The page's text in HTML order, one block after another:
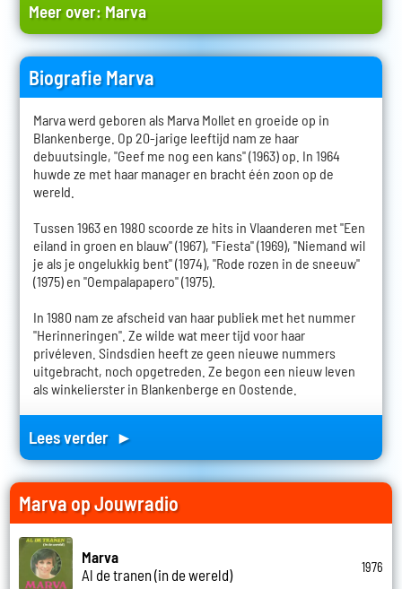
Meer over: Marva
Biografie Marva
Marva werd geboren als Marva Mollet en groeide op in
Blankenberge. Op 20-jarige leeftijd nam ze haar
debuutsingle, "Geef me nog een kans" (1963) op. In 1964
huwde ze met haar manager en bracht één zoon op de
wereld.
Tussen 1963 en 1980 scoorde ze hits in Vlaanderen met "Een
eiland in groen en blauw" (1967), "Fiesta" (1969), "Niemand wil
je als je ongelukkig bent" (1974), "Rode rozen in de sneeuw"
(1975) en "Oempalapapero" (1975).
In 1980 nam ze afscheid van haar publiek met het nummer
"Herinneringen". Ze wilde wat meer tijd voor haar
privéleven. Sindsdien heeft ze geen nieuwe nummers
uitgebracht, noch opgetreden. Ze begon een nieuw leven
als winkelierster in Blankenberge en Oostende.
Lees verder ►
Marva op Jouwradio
Marva
Al de tranen (in de wereld)
1976